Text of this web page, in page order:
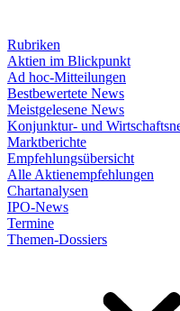
Rubriken
Aktien im Blickpunkt
Ad hoc-Mitteilungen
Bestbewertete News
Meistgelesene News
Konjunktur- und
Marktberichte
Empfehlungsübersicht
Alle Aktienempfehlungen
Chartanalysen
IPO-News
Termine
Themen-Dossiers